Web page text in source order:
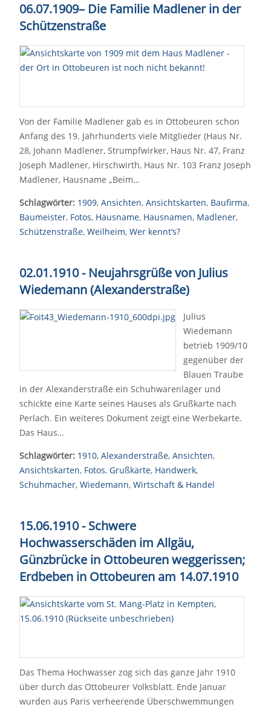
06.07.1909– Die Familie Madlener in der
Schützenstraße
Von der Familie Madlener gab es in Ottobeuren schon
Anfang des 19. Jahrhunderts viele Mitglieder (Haus Nr.
28, Johann Madlener, Strumpfwirker, Haus Nr. 47, Franz
Joseph Madlener, Hirschwirth, Haus Nr. 103 Franz Joseph
Madlener, Hausname „Beim…
Schlagwörter: 1909, Ansichten, Ansichtskarten, Baufirma,
Baumeister, Fotos, Hausname, Hausnamen, Madlener,
Schützenstraße, Weilheim, Wer kennt‘s?
02.01.1910 - Neujahrsgrüße von Julius
Wiedemann (Alexanderstraße)
Julius
Wiedemann
betrieb 1909/10
gegenüber der
Blauen Traube
in der Alexanderstraße ein Schuhwarenlager und
schickte eine Karte seines Hauses als Grußkarte nach
Perlach. Ein weiteres Dokument zeigt eine Werbekarte.
Das Haus…
Schlagwörter: 1910, Alexanderstraße, Ansichten,
Ansichtskarten, Fotos, Grußkarte, Handwerk,
Schuhmacher, Wiedemann, Wirtschaft & Handel
15.06.1910 - Schwere
Hochwasserschäden im Allgäu,
Günzbrücke in Ottobeuren weggerissen;
Erdbeben in Ottobeuren am 14.07.1910
Das Thema Hochwasser zog sich das ganze Jahr 1910
über durch das Ottobeurer Volksblatt. Ende Januar
wurden aus Paris verheerende Überschwemmungen